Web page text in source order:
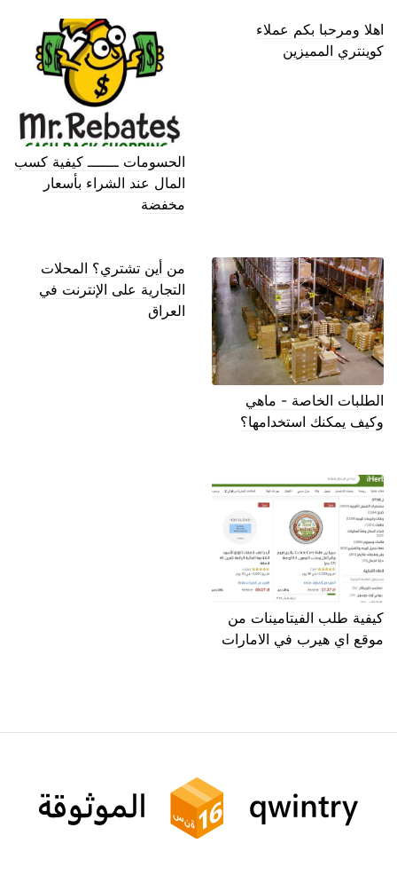
اهلا ومرحبا بكم عملاء
كوينتري المميزين
الحسومات ـــــــ كيفية كسب
المال عند الشراء بأسعار
مخفضة
الطلبات الخاصة - ماهي
وكيف يمكنك استخدامها؟
من أين تشتري؟ المحلات
التجارية على الإنترنت في
العراق
كيفية طلب الفيتامينات من
موقع اي هيرب في الامارات